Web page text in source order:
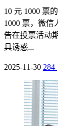
10 元 1000 票
1000 票，微
告在投票活动
具诱惑...
2025-11-30 284